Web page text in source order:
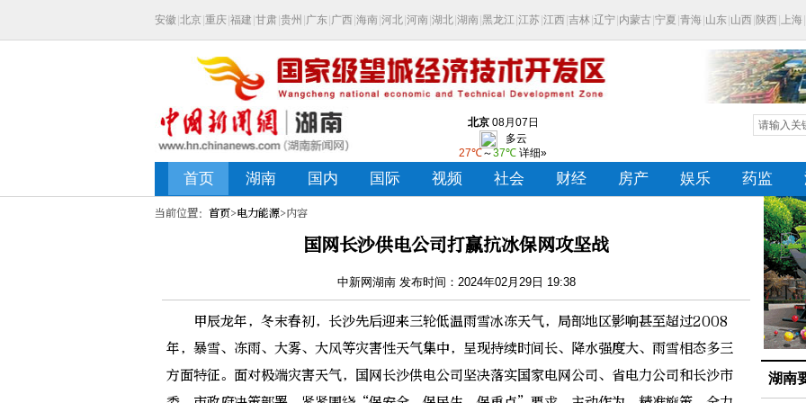
当前位置： 首页>电力能源>内容
国网长沙供电公司打赢抗冰保网攻坚战
中新网湖南 发布时间：2024年02月29日 19:38
甲辰龙年，冬末春初，长沙先后迎来三轮低温雨雪冰冻天气，局部地区影响甚至超过2008
年，暴雪、冻雨、大雾、大风等灾害性天气集中，呈现持续时间长、降水强度大、雨雪相态多三
方面特征。面对极端灾害天气，国网长沙供电公司坚决落实国家电网公司、省电力公司和长沙市
湖南